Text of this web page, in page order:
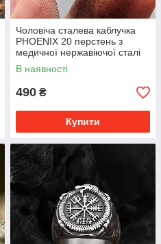
Чоловіча сталева каблучка
PHOENIX 20 перстень з
медичної нержавіючої сталі
316L
В наявності
490 ₴
Купити